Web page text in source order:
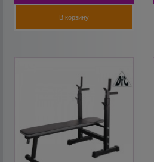
В корзину